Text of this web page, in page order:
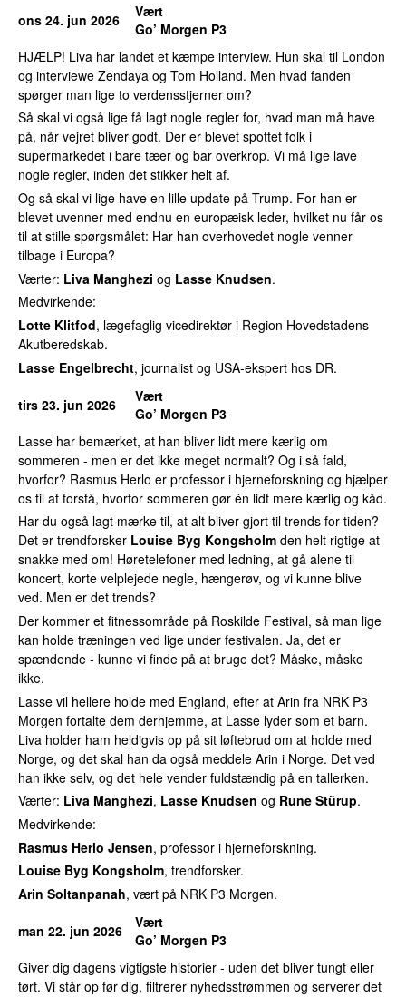
ons 24. jun 2026
Vært
Go’ Morgen P3
HJÆLP! Liva har landet et kæmpe interview. Hun skal til London
og interviewe Zendaya og Tom Holland. Men hvad fanden
spørger man lige to verdensstjerner om?
Så skal vi også lige få lagt nogle regler for, hvad man må have
på, når vejret bliver godt. Der er blevet spottet folk i
supermarkedet i bare tæer og bar overkrop. Vi må lige lave
nogle regler, inden det stikker helt af.
Og så skal vi lige have en lille update på Trump. For han er
blevet uvenner med endnu en europæisk leder, hvilket nu får os
til at stille spørgsmålet: Har han overhovedet nogle venner
tilbage i Europa?
Værter: Liva Manghezi og Lasse Knudsen.
Medvirkende:
Lotte Klitfod, lægefaglig vicedirektør i Region Hovedstadens
Akutberedskab.
Lasse Engelbrecht, journalist og USA-ekspert hos DR.
tirs 23. jun 2026
Vært
Go’ Morgen P3
Lasse har bemærket, at han bliver lidt mere kærlig om
sommeren - men er det ikke meget normalt? Og i så fald,
hvorfor? Rasmus Herlo er professor i hjerneforskning og hjælper
os til at forstå, hvorfor sommeren gør én lidt mere kærlig og kåd.
Har du også lagt mærke til, at alt bliver gjort til trends for tiden?
Det er trendforsker Louise Byg Kongsholm den helt rigtige at
snakke med om! Høretelefoner med ledning, at gå alene til
koncert, korte velplejede negle, hængerøv, og vi kunne blive
ved. Men er det trends?
Der kommer et fitnessområde på Roskilde Festival, så man lige
kan holde træningen ved lige under festivalen. Ja, det er
spændende - kunne vi finde på at bruge det? Måske, måske
ikke.
Lasse vil hellere holde med England, efter at Arin fra NRK P3
Morgen fortalte dem derhjemme, at Lasse lyder som et barn.
Liva holder ham heldigvis op på sit løftebrud om at holde med
Norge, og det skal han da også meddele Arin i Norge. Det ved
han ikke selv, og det hele vender fuldstændig på en tallerken.
Værter: Liva Manghezi, Lasse Knudsen og Rune Stürup.
Medvirkende:
Rasmus Herlo Jensen, professor i hjerneforskning.
Louise Byg Kongsholm, trendforsker.
Arin Soltanpanah, vært på NRK P3 Morgen.
man 22. jun 2026
Vært
Go’ Morgen P3
Giver dig dagens vigtigste historier - uden det bliver tungt eller
tørt. Vi står op før dig, filtrerer nyhedsstrømmen og serverer det